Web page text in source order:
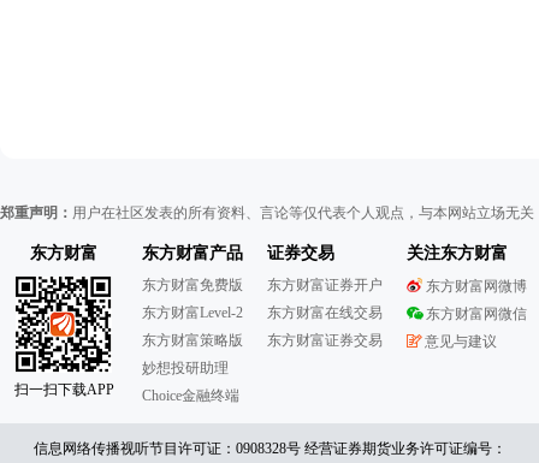
郑重声明： 用户在社区发表的所有资料、言论等仅代表个人观点，与本网站立场无
东方财富
扫一扫下载APP
东方财富产品
东方财富免费版
东方财富Level-2
东方财富策略版
妙想投研助理
Choice金融终端
证券交易
东方财富证券开户
东方财富在线交易
东方财富证券交易
关注东方财富
东方财富网微博
东方财富网微信
意见与建议
信息网络传播视听节目许可证：0908328号 经营证券期货业务许可证编号：